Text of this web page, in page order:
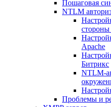
Пошаговая
NTLM
стороны
Apache
Битрикс
NTLM-
Проблемы и